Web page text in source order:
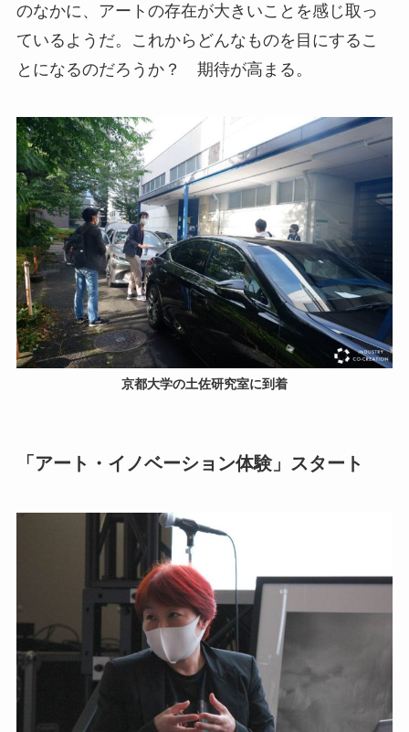
のなかに、アートの存在が大きいことを感じ取っ
ているようだ。これからどんなものを目にするこ
とになるのだろうか？ 期待が高まる。
京都大学の土佐研究室に到着
「アート・イノベーション体験」スタート